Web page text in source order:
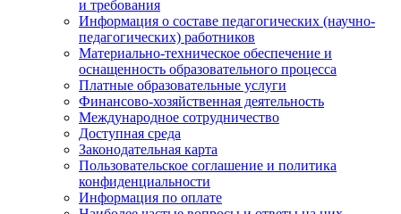
и требования
Информация о составе педагогических (научно-
педагогических) работников
Материально-техническое обеспечение и
оснащенность образовательного процесса
Платные образовательные услуги
Финансово-хозяйственная деятельность
Международное сотрудничество
Доступная среда
Законодательная карта
Пользовательское соглашение и политика
конфиденциальности
Информация по оплате